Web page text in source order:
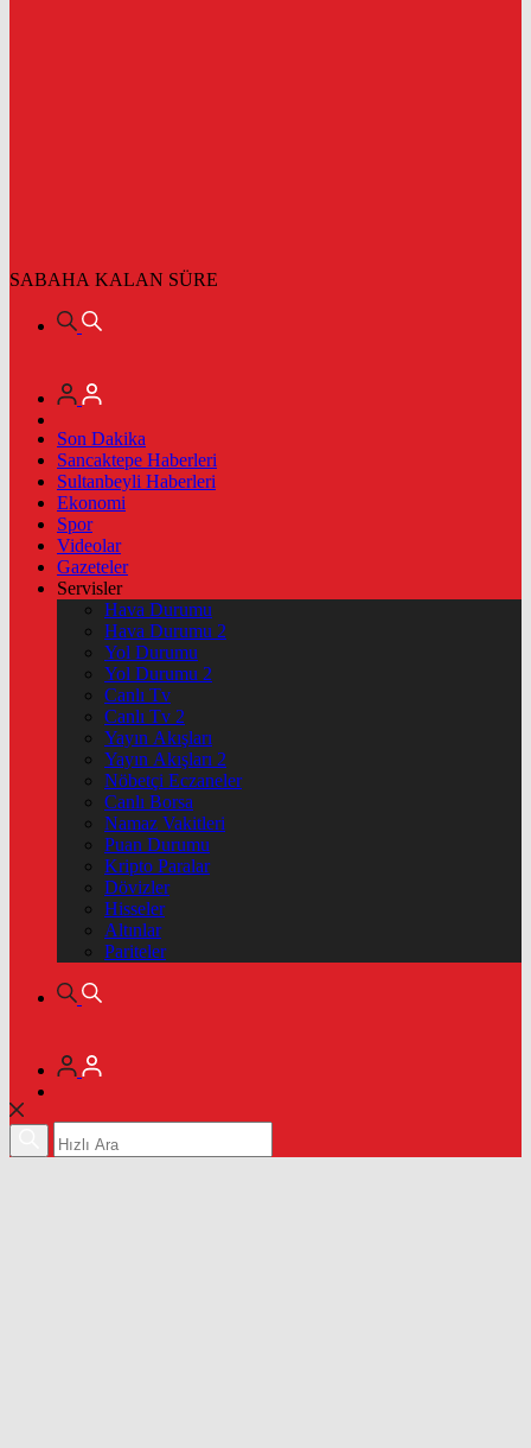
SABAHA KALAN SÜRE
Son Dakika
Sancaktepe Haberleri
Sultanbeyli Haberleri
Ekonomi
Spor
Videolar
Gazeteler
Servisler
Hava Durumu
Hava Durumu 2
Yol Durumu
Yol Durumu 2
Canlı Tv
Canlı Tv 2
Yayın Akışları
Yayın Akışları 2
Nöbetçi Eczaneler
Canlı Borsa
Namaz Vakitleri
Puan Durumu
Kripto Paralar
Dövizler
Hisseler
Altınlar
Pariteler